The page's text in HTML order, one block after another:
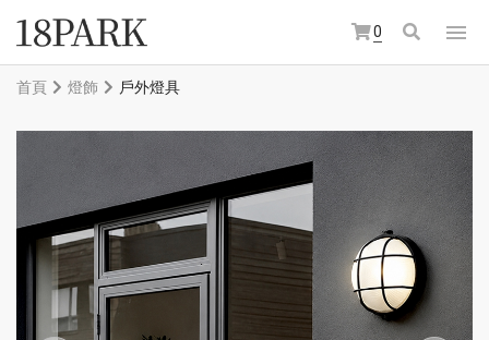
0
首頁 燈飾 戶外燈具